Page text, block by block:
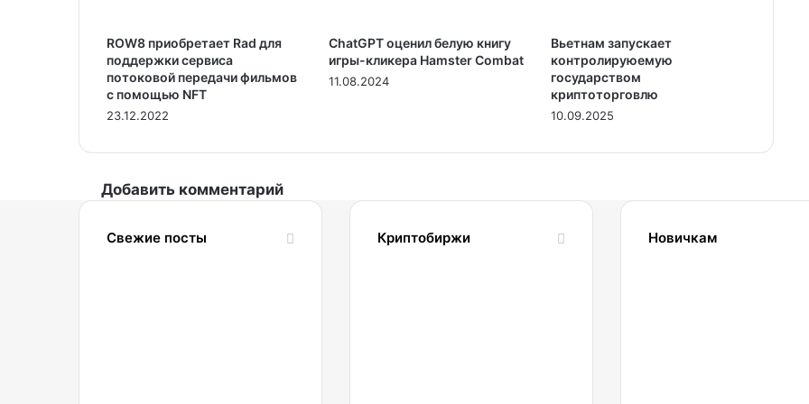
ROW8 приобретает Rad для
поддержки сервиса
потоковой передачи фильмов
с помощью NFT
23.12.2022
ChatGPT оценил белую книгу
игры-кликера Hamster Combat
11.08.2024
Вьетнам запускает
контролируюемую
государством
криптоторговлю
10.09.2025
Добавить комментарий
Свежие посты Криптобиржи Новичкам